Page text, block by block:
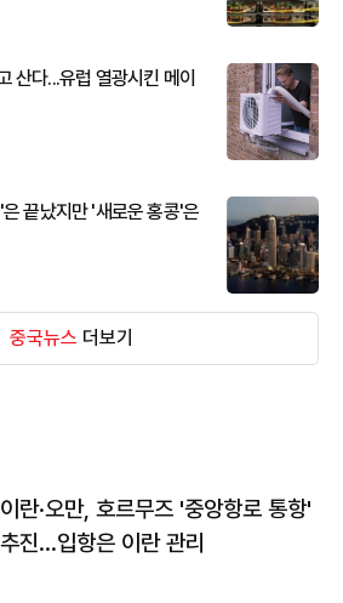
산다...유럽 열광시킨 메이
끝났지만 '새로운 홍콩'은
중국뉴스 더보기
이란·오만, 호르무즈 '중앙항로 통항'
추진…입항은 이란 관리